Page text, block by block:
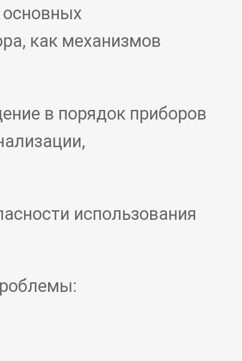
как механизмов
в порядок приборов
использования